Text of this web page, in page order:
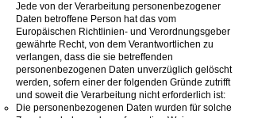
Jede von der Verarbeitung personenbezogener
Daten betroffene Person hat das vom
Europäischen Richtlinien- und Verordnungsgeber
gewährte Recht, von dem Verantwortlichen zu
verlangen, dass die sie betreffenden
personenbezogenen Daten unverzüglich gelöscht
werden, sofern einer der folgenden Gründe zutrifft
und soweit die Verarbeitung nicht erforderlich ist:
Die personenbezogenen Daten wurden für solche